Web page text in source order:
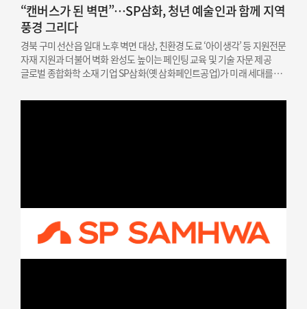
“캔버스가 된 벽면”…SP삼화, 청년 예술인과 함께 지역
풍경 그리다
경북 구미 선산읍 일대 노후 벽면 대상, 친환경 도료 ‘아이생각’ 등 지원전문
자재 지원과 더불어 벽화 완성도 높이는 페인팅 교육 및 기술 자문 제공
글로벌 종합화학 소재 기업 SP삼화(옛 삼화페인트공업)가 미래 세대를
성공적으로 마쳤다고 밝혔다. SP삼화는…